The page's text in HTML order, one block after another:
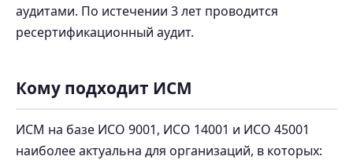
аудитами. По истечении 3 лет проводится
ресертификационный аудит.
Кому подходит ИСМ
ИСМ на базе ИСО 9001, ИСО 14001 и ИСО 45001
наиболее актуальна для организаций, в которых: